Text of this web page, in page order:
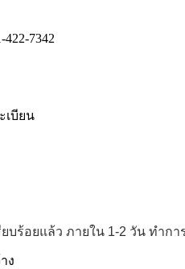
7342
เบียน
บร้อยแล้ว ภายใน 1-2 วัน ทำกา
ง